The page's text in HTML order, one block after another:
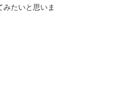
たいと思いま